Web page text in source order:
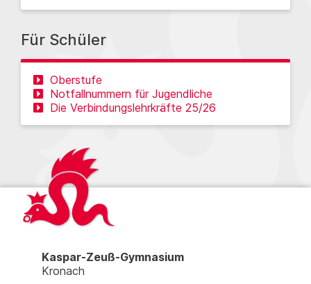
Für Schüler
Oberstufe
Notfallnummern für Jugendliche
Die Verbindungslehrkräfte 25/26
Kaspar-Zeuß-Gymnasium
Kronach